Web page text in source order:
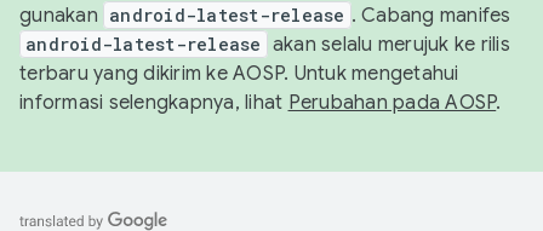
gunakan android-latest-release . Cabang manifes
android-latest-release akan selalu merujuk ke rilis
terbaru yang dikirim ke AOSP. Untuk mengetahui
informasi selengkapnya, lihat Perubahan pada AOSP.